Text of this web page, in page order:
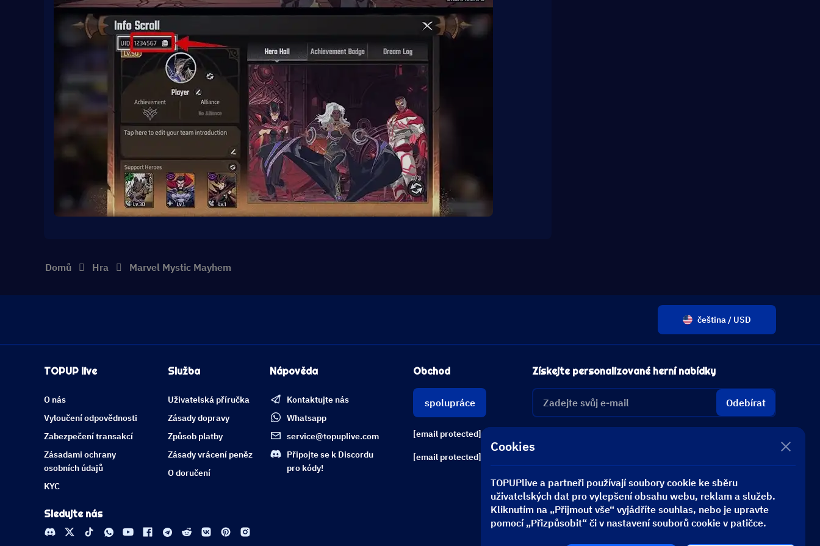
Domů Hra Marvel Mystic Mayhem
čeština / USD
TOPUP live
O nás
Vyloučení odpovědnosti
Zabezpečení transakcí
Zásadami ochrany
osobních údajů
KYC
Služba
Uživatelská příručka
Zásady dopravy
Způsob platby
Zásady vrácení peněz
O doručení
Nápověda
Kontaktujte nás
Whatsapp
service@topuplive.com
Připojte se k Discordu
pro kódy!
Obchod
spolupráce
[email protected]
[email protected]
Získejte personalizované herní nabídky
Odebírat
Sledujte nás
Cookies
TOPUPlive a partneři používají soubory cookie ke sběru
uživatelských dat pro vylepšení obsahu webu, reklam a služeb.
Kliknutím na „Přijmout vše“ vyjádříte souhlas, nebo je upravte
pomocí „Přizpůsobit“ či v nastavení souborů cookie v patičce.